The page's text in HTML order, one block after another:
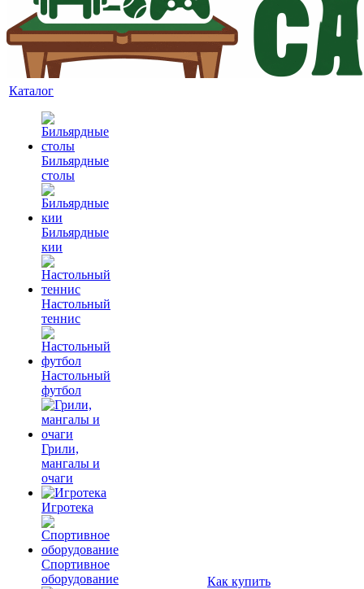
Каталог
Бильярдные
столы
Бильярдные
кии
Настольный
теннис
Настольный
футбол
Грили,
мангалы и
очаги
Игротека
Спортивное
оборудование
Как купить